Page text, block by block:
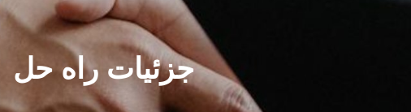
جزئیات راه حل